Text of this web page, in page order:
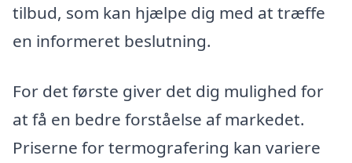
tilbud, som kan hjælpe dig med at træffe
en informeret beslutning.
For det første giver det dig mulighed for
at få en bedre forståelse af markedet.
Priserne for termografering kan variere